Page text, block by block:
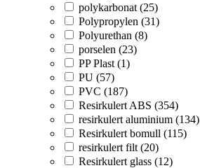
polykarbonat (25)
Polypropylen (31)
Polyurethan (8)
porselen (23)
PP Plast (1)
PU (57)
PVC (187)
Resirkulert ABS (354)
resirkulert aluminium (134)
Resirkulert bomull (115)
resirkulert filt (20)
Resirkulert glass (12)